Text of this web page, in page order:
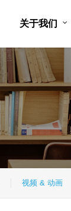
关于我们
视频 & 动画